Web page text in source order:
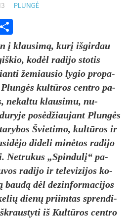
PLUNGĖ
į klau­simą, kurį iš­gir­dau
kodėl ra­di­jo sto­tis
že­miau­sio ly­gio pro­pa­
kultū­ros cent­ro pa­
ne­kal­tu klau­si­mu, nu­
po­sėdžiau­jant Plungės
Švie­ti­mo, kultū­ros ir
di­de­li minė­tos ra­di­jo
Net­ru­kus „Spin­dulį“ pa­
ra­di­jo ir te­le­vi­zi­jos ko­
dėl de­zin­for­ma­ci­jos
dienų priim­tas spren­di­
iš Kultū­ros cent­ro